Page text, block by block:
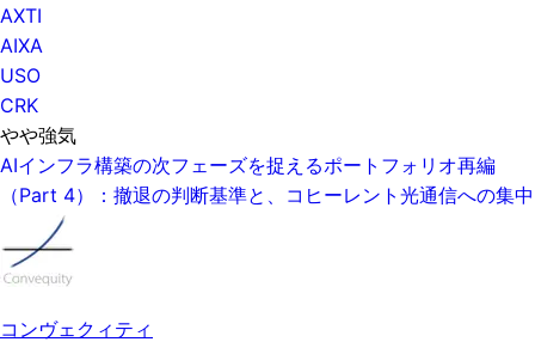
AXTI
AIXA
USO
CRK
やや強気
AIインフラ構築の次フェーズを捉えるポートフォリオ再編
（Part 4）：撤退の判断基準と、コヒーレント光通信への集中
コンヴェクィティ